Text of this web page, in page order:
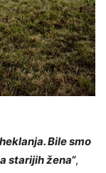
Bile smo
starijih žena“,